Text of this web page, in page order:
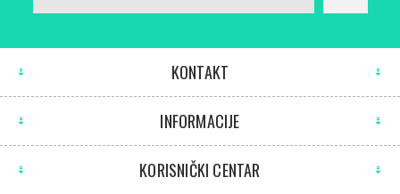
KONTAKT
INFORMACIJE
KORISNIČKI CENTAR